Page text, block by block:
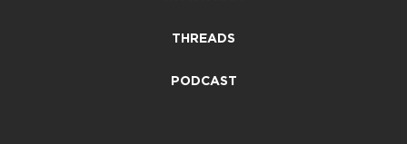
THREADS
PODCAST